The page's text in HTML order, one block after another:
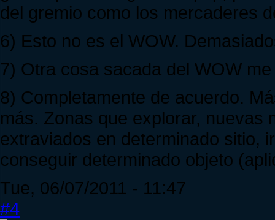
del gremio como los mercaderes
6) Esto no es el WOW.
7) Otra cosa sacada del WOW
8) Completamente de acuerdo.
más. Zonas que explorar, nuevas
extraviados en determinado sitio,
conseguir determinado objeto
Tue, 06/07/2011 - 11:47
#4